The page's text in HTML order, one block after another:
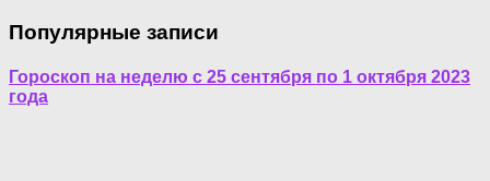
Популярные записи
Гороскоп на неделю с 25 сентября по 1 октября 2023
года